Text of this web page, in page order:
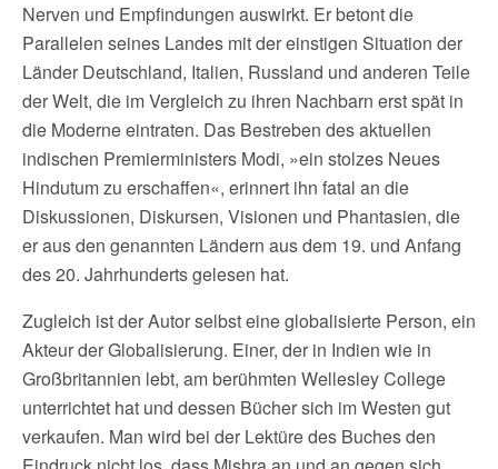
Nerven und Empfindungen auswirkt. Er betont die
Parallelen seines Landes mit der einstigen Situation der
Länder Deutschland, Italien, Russland und anderen Teile
der Welt, die im Vergleich zu ihren Nachbarn erst spät in
die Moderne eintraten. Das Bestreben des aktuellen
indischen Premierministers Modi, »ein stolzes Neues
Hindutum zu erschaffen«, erinnert ihn fatal an die
Diskussionen, Diskursen, Visionen und Phantasien, die
er aus den genannten Ländern aus dem 19. und Anfang
des 20. Jahrhunderts gelesen hat.
Zugleich ist der Autor selbst eine globalisierte Person, ein
Akteur der Globalisierung. Einer, der in Indien wie in
Großbritannien lebt, am berühmten Wellesley College
unterrichtet hat und dessen Bücher sich im Westen gut
verkaufen. Man wird bei der Lektüre des Buches den